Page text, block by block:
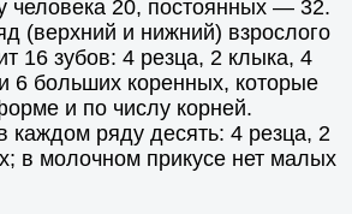
человека 20, постоянных — 32.
(верхний и нижний) взрослого
16 зубов: 4 резца, 2 клыка, 4
6 больших коренных, которые
и по числу корней.
каждом ряду десять: 4 резца, 2
в молочном прикусе нет малых